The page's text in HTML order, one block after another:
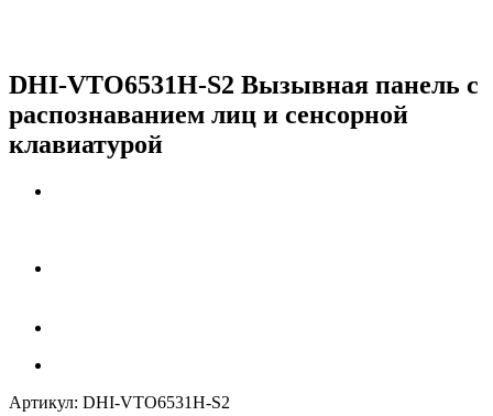
DHI-VTO6531H-S2 Вызывная панель c
распознаванием лиц и сенсорной
клавиатурой
Артикул: DHI-VTO6531H-S2